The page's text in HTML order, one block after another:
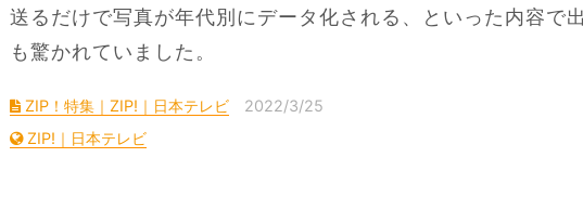
送るだけで写真が年代別にデータ化される、といった内容で
も驚かれていました。
ZIP！特集｜ZIP!｜日本テレビ
2022/3/25
ZIP!｜日本テレビ